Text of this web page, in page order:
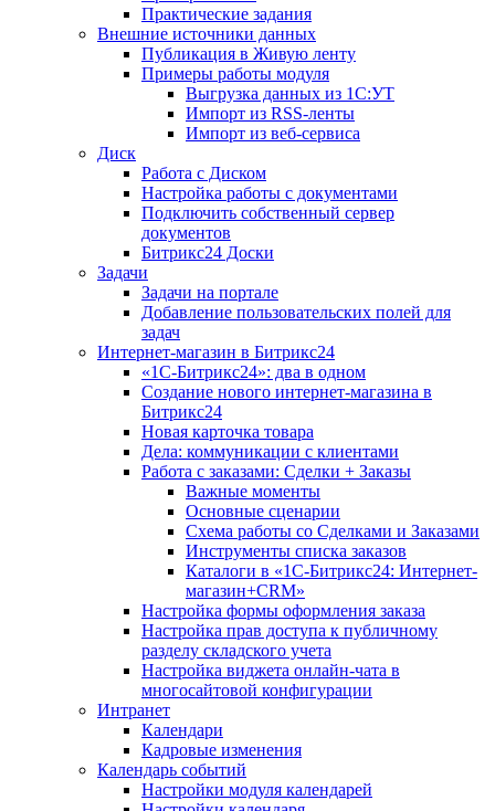
Практические задания
Внешние источники данных
Публикация в Живую ленту
Примеры работы модуля
Выгрузка данных из 1С:УТ
Импорт из RSS-ленты
Импорт из веб-сервиса
Диск
Работа с Диском
Настройка работы с документами
Подключить собственный сервер
документов
Битрикс24 Доски
Задачи
Задачи на портале
Добавление пользовательских полей для
задач
Интернет-магазин в Битрикс24
«1С-Битрикс24»: два в одном
Создание нового интернет-магазина в
Битрикс24
Новая карточка товара
Дела: коммуникации с клиентами
Работа с заказами: Сделки + Заказы
Важные моменты
Основные сценарии
Схема работы со Сделками и Заказами
Инструменты списка заказов
Каталоги в «1С-Битрикс24: Интернет-
магазин+CRM»
Настройка формы оформления заказа
Настройка прав доступа к публичному
разделу складского учета
Настройка виджета онлайн-чата в
многосайтовой конфигурации
Интранет
Календари
Кадровые изменения
Календарь событий
Настройки модуля календарей